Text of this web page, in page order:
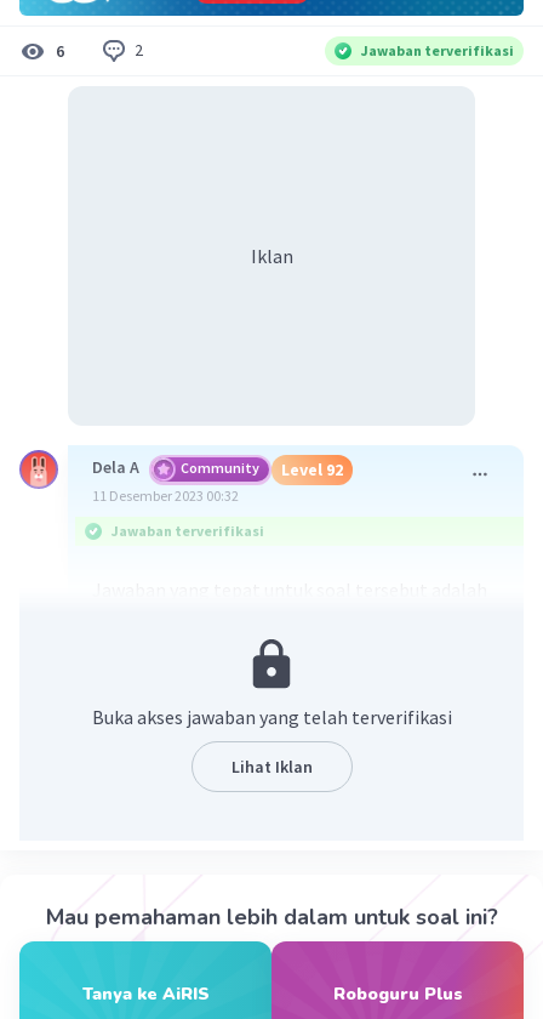
6 2 Jawaban terverifikasi
Iklan
Dela A Community Level 92
11 Desember 2023 00:32
Jawaban terverifikasi
Bahasa tersebut berasal dari bahasa sunda
abdi = saya
teu acan = belum
tuang = makan
Azka S Level 17
Jawaban terverifikasi
Buka akses jawaban yang telah terverifikasi
Lihat Iklan
Mau pemahaman lebih dalam untuk soal ini?
Tanya ke AiRIS Roboguru Plus